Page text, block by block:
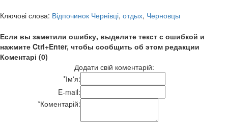
Ключові слова: Відпочинок Чернівці, отдых, Черновцы
Если вы заметили ошибку, выделите текст с ошибкой и
нажмите Ctrl+Enter, чтобы сообщить об этом редакции
Коментарі (0)
Додати свій коментарій:
*Ім'я:
E-mail:
*Коментарій: